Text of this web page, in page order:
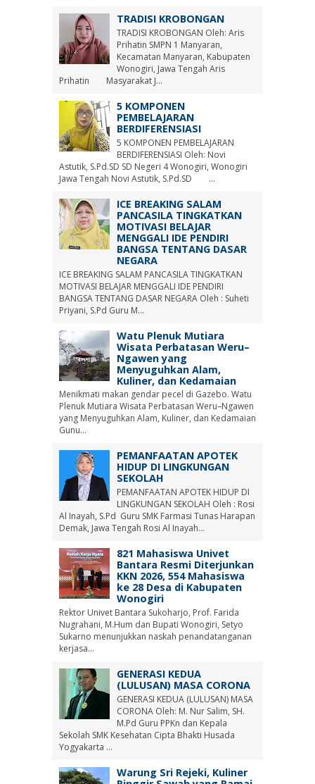
TRADISI KROBONGAN
TRADISI KROBONGAN Oleh: Aris
Prihatin SMPN 1 Manyaran,
Kecamatan Manyaran, Kabupaten
Wonogiri, Jawa Tengah Aris
Prihatin Masyarakat J...
5 KOMPONEN
PEMBELAJARAN
BERDIFERENSIASI
5 KOMPONEN PEMBELAJARAN
BERDIFERENSIASI Oleh: Novi
Astutik, S.Pd.SD SD Negeri 4 Wonogiri, Wonogiri
Jawa Tengah Novi Astutik, S.Pd.SD ...
ICE BREAKING SALAM
PANCASILA TINGKATKAN
MOTIVASI BELAJAR
MENGGALI IDE PENDIRI
BANGSA TENTANG DASAR
NEGARA
ICE BREAKING SALAM PANCASILA TINGKATKAN
MOTIVASI BELAJAR MENGGALI IDE PENDIRI
BANGSA TENTANG DASAR NEGARA Oleh : Suheti
Priyani, S.Pd Guru M...
Watu Plenuk Mutiara
Wisata Perbatasan Weru–
Ngawen yang
Menyuguhkan Alam,
Kuliner, dan Kedamaian
Menikmati makan gendar pecel di Gazebo. Watu
Plenuk Mutiara Wisata Perbatasan Weru–Ngawen
yang Menyuguhkan Alam, Kuliner, dan Kedamaian
Gunu...
PEMANFAATAN APOTEK
HIDUP DI LINGKUNGAN
SEKOLAH
PEMANFAATAN APOTEK HIDUP DI
LINGKUNGAN SEKOLAH Oleh : Rosi
Al Inayah, S.Pd Guru SMK Farmasi Tunas Harapan
Demak, Jawa Tengah Rosi Al Inayah...
821 Mahasiswa Univet
Bantara Resmi Diterjunkan
KKN 2026, 554 Mahasiswa
ke 28 Desa di Kabupaten
Wonogiri
Rektor Univet Bantara Sukoharjo, Prof. Farida
Nugrahani, M.Hum dan Bupati Wonogiri, Setyo
Sukarno menunjukkan naskah penandatanganan
kerjasa...
GENERASI KEDUA
(LULUSAN) MASA CORONA
GENERASI KEDUA (LULUSAN) MASA
CORONA Oleh: M. Nur Salim, SH.
M.Pd Guru PPKn dan Kepala
Sekolah SMK Kesehatan Cipta Bhakti Husada
Yogyakarta ...
Warung Sri Rejeki, Kuliner